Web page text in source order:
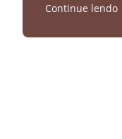
Continue lendo